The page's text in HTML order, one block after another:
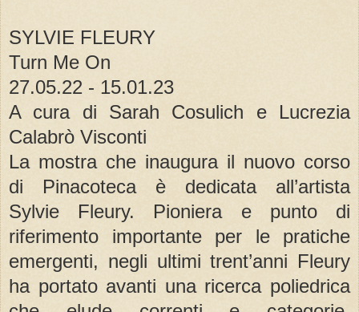
SYLVIE FLEURY
Turn Me On
27.05.22 - 15.01.23
A cura di Sarah Cosulich e Lucrezia
Calabrò Visconti
La mostra che inaugura il nuovo corso
di Pinacoteca è dedicata all’artista
Sylvie Fleury. Pioniera e punto di
riferimento importante per le pratiche
emergenti, negli ultimi trent’anni Fleury
ha portato avanti una ricerca poliedrica